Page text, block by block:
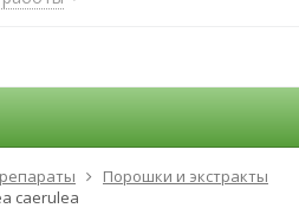
Порошки и экстракты
caerulea